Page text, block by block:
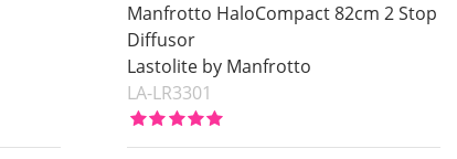
Manfrotto HaloCompact 82cm 2 Stop
Diffusor
Lastolite by Manfrotto
LA-LR3301